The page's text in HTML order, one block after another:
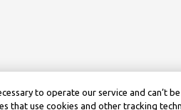
to operate our service and can’t
that use cookies and other tracking